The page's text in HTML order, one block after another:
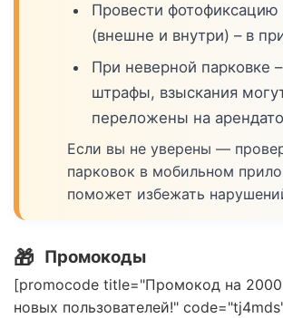
Провести фотофиксацию
(внешне и внутри) – в
При неверной парковке
штрафы, взыскания
переложены на
Если вы не уверены —
парковок в мобильном
поможет избежать
🎁 Промокоды
[promocode title="Промокод на 2000
новых пользователей!"